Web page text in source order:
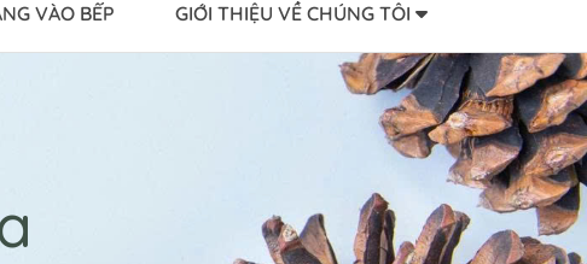
VÀO BẾP GIỚI THIỆU VỀ CHÚNG TÔI